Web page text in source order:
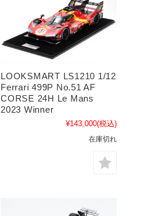
LOOKSMART LS1210 1/12
Ferrari 499P No.51 AF
CORSE 24H Le Mans
2023 Winner
¥143,000(税込)
在庫切れ